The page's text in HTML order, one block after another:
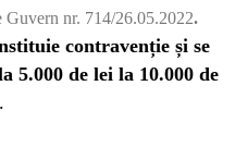
nr. 714/26.05.2022.
contravenție și se
5.000 de lei la 10.000 de
.